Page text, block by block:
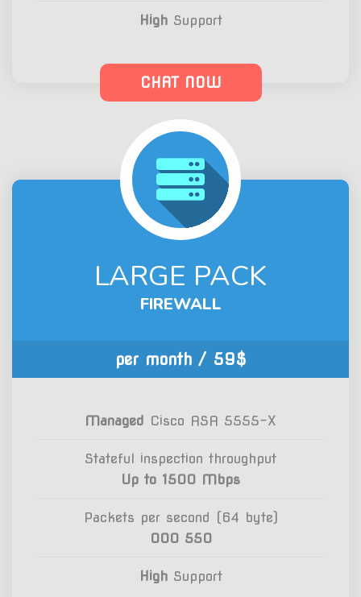
HighSupport
CHAT NOW
LARGE PACK
FIREWALL
59$
/ per month
Managed Cisco ASA 5555-X
Stateful inspection throughput
Up to 1500 Mbps
Packets per second (64 byte)
550 000
HighSupport